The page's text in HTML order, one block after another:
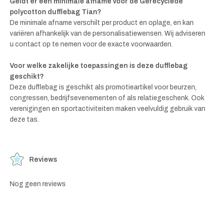
polycotton dufflebag Tian?
De minimale afname verschilt per product en oplage, en kan
variëren afhankelijk van de personalisatiewensen. Wij adviseren
u contact op te nemen voor de exacte voorwaarden.
Voor welke zakelijke toepassingen is deze dufflebag
geschikt?
Deze dufflebag is geschikt als promotieartikel voor beurzen,
congressen, bedrijfsevenementen of als relatiegeschenk. Ook
verenigingen en sportactiviteiten maken veelvuldig gebruik van
deze tas.
Reviews
Nog geen reviews